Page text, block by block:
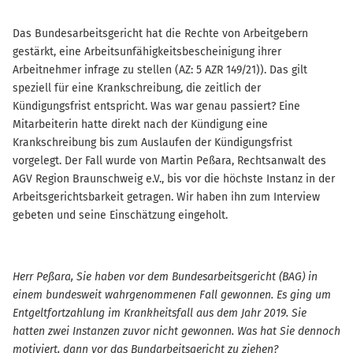
Das Bundesarbeitsgericht hat die Rechte von Arbeitgebern
gestärkt, eine Arbeitsunfähigkeitsbescheinigung ihrer
Arbeitnehmer infrage zu stellen (AZ: 5 AZR 149/21)). Das gilt
speziell für eine Krankschreibung, die zeitlich der
Kündigungsfrist entspricht. Was war genau passiert? Eine
Mitarbeiterin hatte direkt nach der Kündigung eine
Krankschreibung bis zum Auslaufen der Kündigungsfrist
vorgelegt. Der Fall wurde von Martin Peßara, Rechtsanwalt des
AGV Region Braunschweig e.V., bis vor die höchste Instanz in der
Arbeitsgerichtsbarkeit getragen. Wir haben ihn zum Interview
gebeten und seine Einschätzung eingeholt.
Herr Peßara, Sie haben vor dem Bundesarbeitsgericht (BAG) in
einem bundesweit wahrgenommenen Fall gewonnen. Es ging um
Entgeltfortzahlung im Krankheitsfall aus dem Jahr 2019. Sie
hatten zwei Instanzen zuvor nicht gewonnen. Was hat Sie dennoch
motiviert, dann vor das Bundarbeitsgericht zu ziehen?